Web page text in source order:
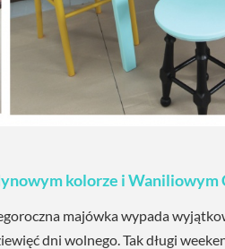
kolorze i Waniliowym
majówka wypada
dni wolnego. Tak długi